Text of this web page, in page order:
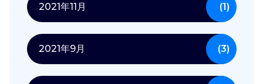
2021年11月 (1)
2021年9月 (3)